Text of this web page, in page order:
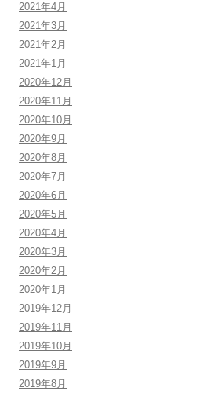
2021年4月
2021年3月
2021年2月
2021年1月
2020年12月
2020年11月
2020年10月
2020年9月
2020年8月
2020年7月
2020年6月
2020年5月
2020年4月
2020年3月
2020年2月
2020年1月
2019年12月
2019年11月
2019年10月
2019年9月
2019年8月